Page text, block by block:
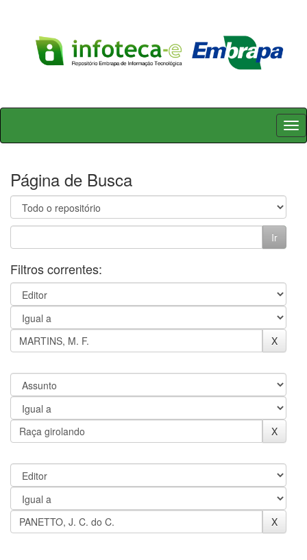
Skip
Página de Busca
Filtros correntes: